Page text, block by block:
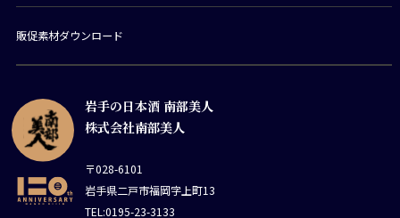
岩手の日本酒 南部美人
株式会社南部美人
〒028-6101
岩手県二戸市福岡字上町13
TEL:0195-23-3133
販促素材ダウンロード